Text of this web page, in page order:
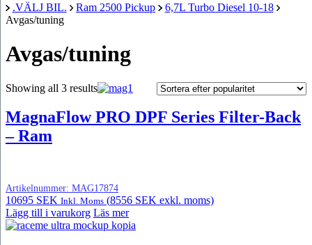
.VÄLJ BIL. Ram 2500 Pickup
6,7L Turbo Diesel 10-18
Avgas/tuning
Avgas/tuning
Showing all 3 results
MagnaFlow PRO DPF Series Filter-Back
– Ram
Artikelnummer: MAG17874
10695 SEK Inkl. Moms (8556 SEK exkl. moms)
Lägg till i varukorg Läs mer